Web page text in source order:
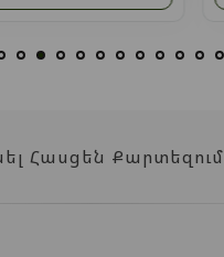
Հասցեն Քարտեզում